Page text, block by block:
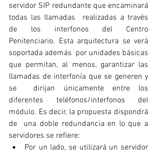
servidor SIP redundante que encaminará
todas las llamadas  realizadas a través
de los interfonos del Centro
Penitenciario. Esta arquitectura se verá
soportada además  por unidades básicas
que permitan, al menos, garantizar las
llamadas de interfonía que se generen y
se  dirijan únicamente entre los
diferentes teléfonos/interfonos del
módulo. Es decir, la propuesta dispondrá
de  una doble redundancia en lo que a
servidores se refiere:
Por un lado, se utilizará un servidor